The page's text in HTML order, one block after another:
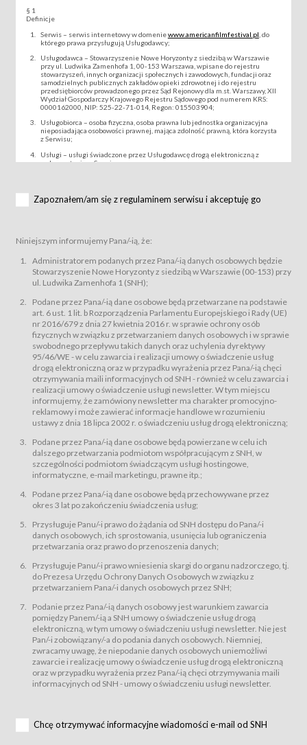
§ 1
Definicje
Serwis – serwis internetowy w domeniewww.americanfilmfestival.pl , do
którego prawa przysługują Usługodawcy;
Usługodawca – Stowarzyszenie Nowe Horyzonty z siedzibą w Warszawie
przy ul. Ludwika Zamenhofa 1, 00-153 Warszawa, wpisane do rejestru
stowarzyszeń, innych organizacji społecznych i zawodowych, fundacji oraz
samodzielnych publicznych zakładów opieki zdrowotnej i do rejestru
przedsiębiorców prowadzonego przez Sąd Rejonowy dla m.st. Warszawy, XII
Wydział Gospodarczy Krajowego Rejestru Sądowego pod numerem KRS:
0000162000, NIP: 525-22-71-014, Regon: 015503904;
Usługobiorca – osoba fizyczna, osoba prawna lub jednostka organizacyjna
nieposiadająca osobowości prawnej, mająca zdolność prawną, która korzysta
z Serwisu;
Usługi – usługi świadczone przez Usługodawcę drogą elektroniczną z
wykorzystaniem Serwisu;
za pośrednictwem Serwisu;
podmiotom z branży mediów i filmowej (Akredytacje);
Bilety – wybrane dokumenty potwierdzające zawarcie umowy z
Usługodawcą i uprawniające do wzięcia udziału w Wydarzeniu,
przewidziane przez Usługodawcę dla danego Wydarzenia, tj. uprawniające
do uczestnictwa w wielu albo w pojedynczych seansach filmowych,
Sklep – sklep internetowy prowadzony przez Usługodawcę w Serwisie;
Regulamin – niniejszy regulamin.
§ 2
Postanowienia ogólne
Regulamin określa zasady:
świadczenia Usługobiorcom Usług przez Usługodawcę, z
zastrzeżeniem usług, o których mowa w ust. 2 pkt. 4 i 5 poniżej, których
zasady świadczenia precyzują odrębne regulaminy,
przetwarzania przez Usługodawcę danych osobowych Usługobiorców
będących osobami fizycznymi.
świadczy Usługi drogą elektroniczną w rozumieniu ustawy z dnia 18 lipca
2002 r. o świadczeniu usług drogą elektroniczną (Dz.U. z 2002 r., Nr 144, poz.
1204, z późń. zm.). Usługi świadczone są nieodpłatnie.
usługę przeglądania i odczytywania przez Usługobiorców materiałów
zamieszczanych w Serwisie,
usługę utrzymywania konta użytkownika w Serwisie,
usługę newsletter,
usługę zawierania na odległość umów nabycia Karnetów i Biletów,
usługę zawierania na odległość umów sprzedaży w Sklepie.
dnia 18 lipca 2002 r. o świadczeniu usług drogą elektroniczną (Dz.U. z 2002
r., Nr 144, poz. 1204, z późń. zm.). Usługi świadczone są nieodpłatnie.
Na zasadach określonych w Regulaminie dostęp do Serwisu jest otwarty dla
Usługobiorca przed rozpoczęciem korzystania z Serwisu jest zobowiązany
zapoznać się z Regulaminem. Założenie konta w Serwisie oraz zamówienie
usługi newsletter za pośrednictwem przeznaczonego do tego formularza
zamieszczonego na stronach Serwisu dostępnych dla wszystkich
Usługobiorców wymaga akceptacji postanowień Regulaminu.
Usługobiorca zobowiązany jest do przestrzegania postanowień Regulaminu
od chwili rozpoczęcia korzystania z Serwisu.
Regulamin jest udostępniony Usługobiorcom nieodpłatnie za
Warunki techniczne korzystania z Usług
Zapoznałem/am się z regulaminem serwisu i akceptuję go
Niniejszym informujemy Pana/-ią, że:
Administratorem podanych przez Pana/-ią danych osobowych będzie
Stowarzyszenie Nowe Horyzonty z siedzibą w Warszawie (00-153) przy
ul. Ludwika Zamenhofa 1 (SNH);
Podane przez Pana/-ią dane osobowe będą przetwarzane na podstawie
art. 6 ust. 1 lit. b Rozporządzenia Parlamentu Europejskiego i Rady (UE)
nr 2016/679 z dnia 27 kwietnia 2016 r. w sprawie ochrony osób
fizycznych w związku z przetwarzaniem danych osobowych i w sprawie
swobodnego przepływu takich danych oraz uchylenia dyrektywy
95/46/WE - w celu zawarcia i realizacji umowy o świadczenie usług
drogą elektroniczną oraz w przypadku wyrażenia przez Pana/-ią chęci
otrzymywania maili informacyjnych od SNH - również w celu zawarcia i
realizacji umowy o świadczenie usługi newsletter. W tym miejscu
informujemy, że zamówiony newsletter ma charakter promocyjno-
reklamowy i może zawierać informacje handlowe w rozumieniu
ustawy z dnia 18 lipca 2002 r. o świadczeniu usług drogą elektroniczną;
Podane przez Pana/-ią dane osobowe będą powierzane w celu ich
dalszego przetwarzania podmiotom współpracującym z SNH, w
szczególności podmiotom świadczącym usługi hostingowe,
informatyczne, e-mail marketingu, prawne itp.;
Podane przez Pana/-ią dane osobowe będą przechowywane przez
okres 3 lat po zakończeniu świadczenia usług;
Przysługuje Panu/-i prawo do żądania od SNH dostępu do Pana/-i
danych osobowych, ich sprostowania, usunięcia lub ograniczenia
przetwarzania oraz prawo do przenoszenia danych;
Przysługuje Panu/-i prawo wniesienia skargi do organu nadzorczego, tj.
do Prezesa Urzędu Ochrony Danych Osobowych w związku z
przetwarzaniem Pana/-i danych osobowych przez SNH;
Podanie przez Pana/-ią danych osobowy jest warunkiem zawarcia
pomiędzy Panem/-ią a SNH umowy o świadczenie usług drogą
elektroniczną, w tym umowy o świadczeniu usługi newsletter. Nie jest
Pan/-i zobowiązany/-a do podania danych osobowych. Niemniej,
zwracamy uwagę, że niepodanie danych osobowych uniemożliwi
zawarcie i realizację umowy o świadczenie usług drogą elektroniczną
oraz w przypadku wyrażenia przez Pana/-ią chęci otrzymywania maili
informacyjnych od SNH - umowy o świadczeniu usługi newsletter.
Chcę otrzymywać informacyjne wiadomości e-mail od SNH